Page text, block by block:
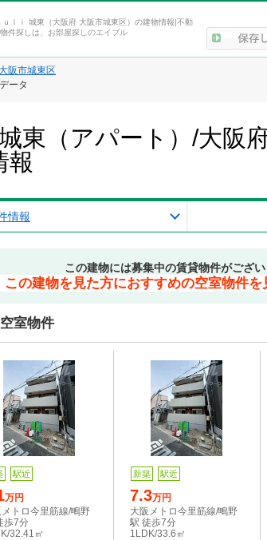
ｕｌｉ 城東（大阪府 大阪市城東区）の建物情報|不動
件探しは、お部屋探しのエイブル
阪市城東区
ータ
東（アパート）/大阪
報
情報
この建物には募集中の賃貸物件がござい
この建物を見た方におすすめの空室物件を
室物件
駅近
万円
メトロ今里筋線/鴫野
歩7分
32.41㎡
新築 駅近
7.3万円
大阪メトロ今里筋線/鴫野
駅 徒歩7分
1LDK/33.6㎡